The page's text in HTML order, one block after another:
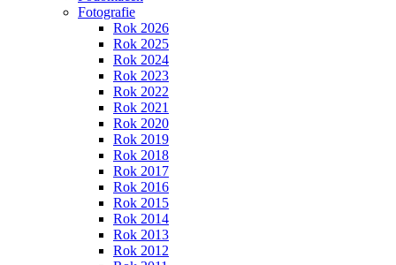
Fotografie
Rok 2026
Rok 2025
Rok 2024
Rok 2023
Rok 2022
Rok 2021
Rok 2020
Rok 2019
Rok 2018
Rok 2017
Rok 2016
Rok 2015
Rok 2014
Rok 2013
Rok 2012